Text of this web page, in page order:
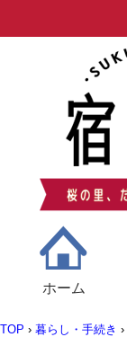
ホーム
TOP › 暮らし・手続き ›